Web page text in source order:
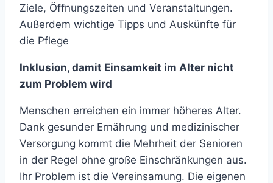
Ziele, Öffnungszeiten und Veranstaltungen.
Außerdem wichtige Tipps und Auskünfte für
die Pflege
Inklusion, damit Einsamkeit im Alter nicht
zum Problem wird
Menschen erreichen ein immer höheres Alter.
Dank gesunder Ernährung und medizinischer
Versorgung kommt die Mehrheit der Senioren
in der Regel ohne große Einschränkungen aus.
Ihr Problem ist die Vereinsamung. Die eigenen